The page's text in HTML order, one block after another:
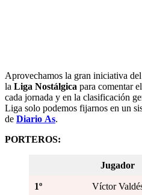
Aprovechamos la gran iniciativa
la Liga Nostálgica para comentar el
cada jornada y en la clasificación
Liga solo podemos fijarnos en un
de Diario As.
PORTEROS:
Jugador
1º Víctor